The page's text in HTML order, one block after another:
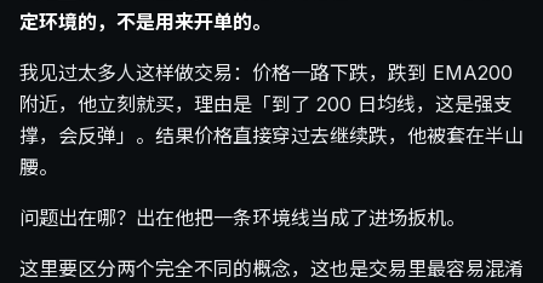
定环境的，不是用来开单的。
我见过太多人这样做交易：价格一路下跌，跌到 EMA200
附近，他立刻就买，理由是「到了 200 日均线，这是强支
撑，会反弹」。结果价格直接穿过去继续跌，他被套在半山
腰。
问题出在哪？出在他把一条环境线当成了进场扳机。
这里要区分两个完全不同的概念，这也是交易里最容易混淆